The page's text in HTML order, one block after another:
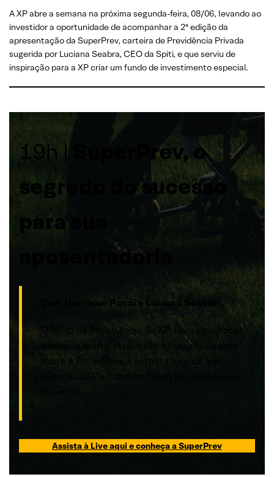
A XP abre a semana na próxima segunda-feira, 08/06, levando ao
investidor a oportunidade de acompanhar a 2ª edição da
apresentação da SuperPrev, carteira de Previdência Privada
sugerida por Luciana Seabra, CEO da Spiti, e que serviu de
inspiração para a XP criar um fundo de investimento especial.
19h |
SuperPrev, o
segredo do sucesso
para sua
aposentadoria
Com Henrique Pocai e Luciana Seabra
O Head de Previdência da XP, Henrique Pocai,
conversa com a especialista Luciana Seabra
sobre a SuperPrev, a carteira teórica que
inspirou a XP a criar um fundo de previdência
Assista à Live aqui e conheça a SuperPrev